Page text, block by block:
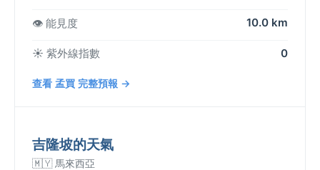
👁️ 能見度 10.0 km
☀️ 紫外線指數 0
查看 孟買 完整預報 →
吉隆坡的天氣
🇲🇾 馬來西亞